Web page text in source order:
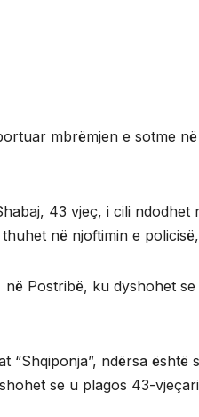
mbrëmjen e sotme
43 vjeç, i cili
në njoftimin e
Postribë, ku dyshohet
“Shqiponja”, ndërsa
se u plagos 43-